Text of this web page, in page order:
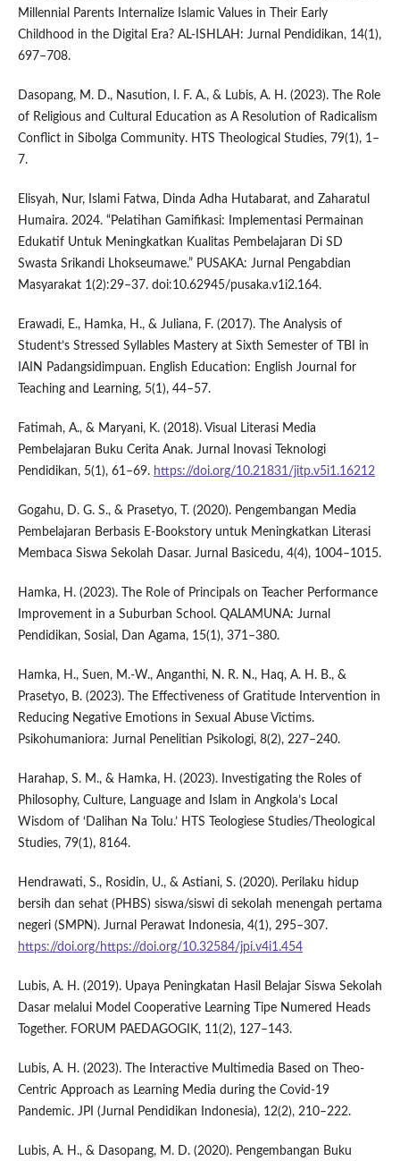
Millennial Parents Internalize Islamic Values in Their Early
Childhood in the Digital Era? AL-ISHLAH: Jurnal Pendidikan, 14(1),
697–708.
Dasopang, M. D., Nasution, I. F. A., & Lubis, A. H. (2023). The Role
of Religious and Cultural Education as A Resolution of Radicalism
Conflict in Sibolga Community. HTS Theological Studies, 79(1), 1–
7.
Elisyah, Nur, Islami Fatwa, Dinda Adha Hutabarat, and Zaharatul
Humaira. 2024. “Pelatihan Gamifikasi: Implementasi Permainan
Edukatif Untuk Meningkatkan Kualitas Pembelajaran Di SD
Swasta Srikandi Lhokseumawe.” PUSAKA: Jurnal Pengabdian
Masyarakat 1(2):29–37. doi:10.62945/pusaka.v1i2.164.
Erawadi, E., Hamka, H., & Juliana, F. (2017). The Analysis of
Student’s Stressed Syllables Mastery at Sixth Semester of TBI in
IAIN Padangsidimpuan. English Education: English Journal for
Teaching and Learning, 5(1), 44–57.
Fatimah, A., & Maryani, K. (2018). Visual Literasi Media
Pembelajaran Buku Cerita Anak. Jurnal Inovasi Teknologi
Pendidikan, 5(1), 61–69. https://doi.org/10.21831/jitp.v5i1.16212
Gogahu, D. G. S., & Prasetyo, T. (2020). Pengembangan Media
Pembelajaran Berbasis E-Bookstory untuk Meningkatkan Literasi
Membaca Siswa Sekolah Dasar. Jurnal Basicedu, 4(4), 1004–1015.
Hamka, H. (2023). The Role of Principals on Teacher Performance
Improvement in a Suburban School. QALAMUNA: Jurnal
Pendidikan, Sosial, Dan Agama, 15(1), 371–380.
Hamka, H., Suen, M.-W., Anganthi, N. R. N., Haq, A. H. B., &
Prasetyo, B. (2023). The Effectiveness of Gratitude Intervention in
Reducing Negative Emotions in Sexual Abuse Victims.
Psikohumaniora: Jurnal Penelitian Psikologi, 8(2), 227–240.
Harahap, S. M., & Hamka, H. (2023). Investigating the Roles of
Philosophy, Culture, Language and Islam in Angkola’s Local
Wisdom of ‘Dalihan Na Tolu.’ HTS Teologiese Studies/Theological
Studies, 79(1), 8164.
Hendrawati, S., Rosidin, U., & Astiani, S. (2020). Perilaku hidup
bersih dan sehat (PHBS) siswa/siswi di sekolah menengah pertama
negeri (SMPN). Jurnal Perawat Indonesia, 4(1), 295–307.
https://doi.org/https://doi.org/10.32584/jpi.v4i1.454
Lubis, A. H. (2019). Upaya Peningkatan Hasil Belajar Siswa Sekolah
Dasar melalui Model Cooperative Learning Tipe Numered Heads
Together. FORUM PAEDAGOGIK, 11(2), 127–143.
Lubis, A. H. (2023). The Interactive Multimedia Based on Theo-
Centric Approach as Learning Media during the Covid-19
Pandemic. JPI (Jurnal Pendidikan Indonesia), 12(2), 210–222.
Lubis, A. H., & Dasopang, M. D. (2020). Pengembangan Buku